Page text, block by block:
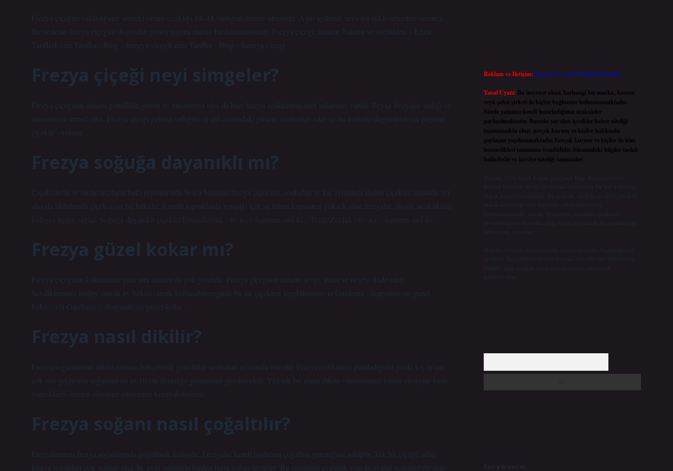
Frezya çiçeğini sakladığınız yerdeki ortam sıcaklığı 14–18 santigrat derece olmalıdır. Aşırı aydınlık veya loş ışıklı ortamları sevmez.
Bu nedenle frezya çiçeğini doğrudan güneş ışığına maruz bırakmamalısınız. Frezya çiçeği: anlamı, bakımı ve özellikleri – Leziz
TariflerLeziz Tarifler › Blog › freezya-cicegiLeziz Tarifler › Blog › freezya-cicegi
Frezya çiçeği neyi simgeler?
Frezya çiçeğinin anlamı genellikle güven ve masumiyet olsa da bazı frezya renklerinin özel anlamları vardır. Beyaz frezyalar saflığı ve
masumiyeti temsil eder. Frezya çiçeği gelinin saflığını ve çift arasındaki güveni sembolize eder ve bu nedenle düğünlerde en popüler
çiçektir -Anlamı
Frezya soğuğa dayanıklı mı?
Çiçekçilerin ve hırdavatçıların bitki reyonlarında bolca bulunan frezya çiçekleri, sonbahar ve kış aylarında ekilen çiçekler arasında yer
alsa da ilkbaharda çiçek açan bir bitkidir. Kumlu topraklarda yetiştiği için su tutma kapasitesi yüksek olan frezyalar, düşük sıcaklıklara
kolayca uyum sağlar. Soğuğa dayanıklı çiçeklerTemizZozluk › ev-ici › Autumn-and-ki…TemizZozluk › ev-ici › Autumn-and-ki…
Frezya güzel kokar mı?
Frezya çiçeğinin kokusunun yanı sıra anlamı da çok güzeldir. Frezya çiçeğinin anlamı sevgi, umut ve neşeyi ifade eder.
Sevdiklerinize hediye olarak ev bitkisi olarak kullanabileceğiniz bu tür çiçekleri seçebilirsinizvia Gardenia › dunyanin-en-guzel-
koka…via Gardenia ›. dunyanin-en-guzel-koka…
Frezya nasıl dikilir?
Frezya soğanlarının dikim zamanı bahçelerde genellikle sonbahar aylarında önerilir. Frezyayı dikmeyi planladığınız yerde kış ayları
çok sert geçiyorsa soğanları en az 10 cm derinliğe gömmeniz gerekecektir. Yüksek bir alana dikim yapıyorsanız topun yüzeyini kuru
yapraklarla örterek olumsuz etkilerden koruyabilirsiniz.
Frezya soğanı nasıl çoğaltılır?
Frezyalarınızı frezya soğanlarıyla çoğaltmak kolaydır. Frezyalar kendi başlarına çoğalma yeteneğine sahiptir. Tek bir çiçeğe sahip
frezya soğanları çok verimli olsa da, aynı zamanda birden fazla soğan üretirler. Bu soğanları ayırarak yeni frezyalar yetiştirebilirsiniz.
Reklam ve İletişim: Skype: live:.cid.575569c608265c69
Yasal Uyarı: Bu internet sitesi, herhangi bir marka, kurum
veya şahıs şirketi ile hiçbir bağlantısı bulunmamaktadır.
Sitede yalnızca kendi hazırladığımız makaleler
paylaşılmaktadır. Burada yer alan içerikler haber niteliği
taşımamakta olup, gerçek kurum ve kişiler hakkında
paylaşım yapılmamaktadır. Gerçek kurum ve kişiler ile isim
benzerlikleri tamamen tesadüfidir. Sitemizdeki bilgiler taslak
halindedir ve tavsiye niteliği taşımazlar.
Sitemiz, 5651 Sayılı Kanun gereğince Bilgi Teknolojileri ve
İletişim Kurumu (BTK) tarafından onaylanmış bir Yer Sağlayıcı
olarak hizmet vermektedir. Bu nedenle, sitedeki içerikleri proaktif
olarak denetleme veya araştırma yükümlülüğümüz
bulunmamaktadır. Ancak, üyelerimiz yazdıkları içeriklerin
sorumluluğunu taşımakta olup, siteye üye olarak bu sorumluluğu
kabul etmiş sayılırlar.
Hukuka ve yasal düzenlemelere aykırı olduğunu düşündüğünüz
içerikleri, backlinkpanelicomtr@gmail.com
adresine bildirmeniz
halinde, ilgili içerikler yasal süre içerisinde sitemizden
kaldırılacaktır.
Son yorumlar